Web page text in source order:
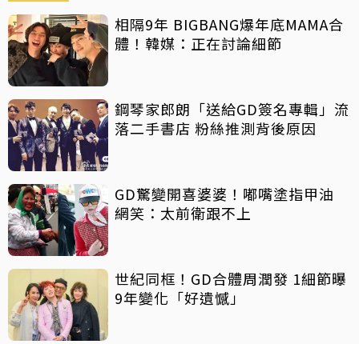
相隔9年 BIGBANG爆年底MAMA合
體！韓媒：正在討論細節
鋼琴家郎朗「送給GD簽名專輯」流
落二手書店 粉絲推測背後原因
GD驚變開喜婆婆！嘟嘴塗指甲油
網笑：太前衛跟不上
世紀同框！GD合體周潤發 1細節曝
9年變化「好遺憾」